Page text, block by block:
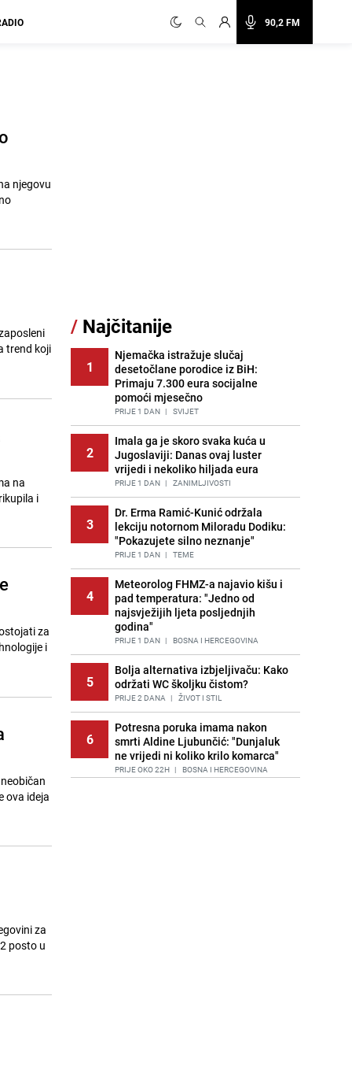
90,2 FM
njegovu
trend koji
na
i
za
i
ova ideja
za
posto u
/ Najčitanije
1
Njemačka istražuje slučaj
desetočlane porodice iz BiH:
Primaju 7.300 eura socijalne
pomoći mjesečno
PRIJE 1 DAN | SVIJET
2
Imala ga je skoro svaka kuća u
Jugoslaviji: Danas ovaj luster
vrijedi i nekoliko hiljada eura
PRIJE 1 DAN | ZANIMLJIVOSTI
3
Dr. Erma Ramić-Kunić održala
lekciju notornom Miloradu Dodiku:
"Pokazujete silno neznanje"
PRIJE 1 DAN | TEME
4
Meteorolog FHMZ-a najavio kišu i
pad temperatura: "Jedno od
najsvježijih ljeta posljednjih
godina"
PRIJE 1 DAN | BOSNA I HERCEGOVINA
5
Bolja alternativa izbjeljivaču: Kako
održati WC školjku čistom?
PRIJE 2 DANA | ŽIVOT I STIL
6
Potresna poruka imama nakon
smrti Aldine Ljubunčić: "Dunjaluk
ne vrijedi ni koliko krilo komarca"
PRIJE OKO 22H | BOSNA I HERCEGOVINA